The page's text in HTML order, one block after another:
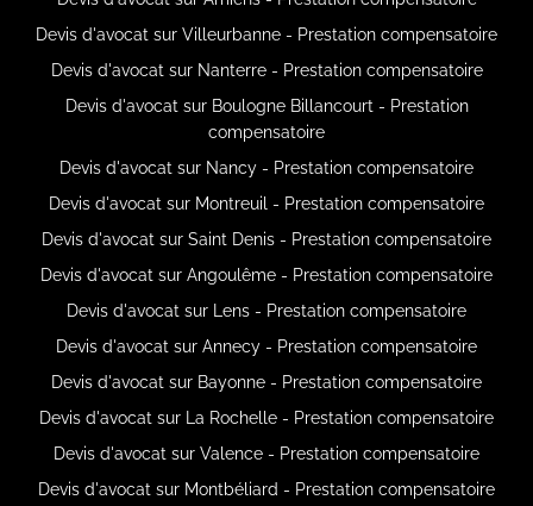
Devis d'avocat sur Villeurbanne - Prestation compensatoire
Devis d'avocat sur Nanterre - Prestation compensatoire
Devis d'avocat sur Boulogne Billancourt - Prestation
compensatoire
Devis d'avocat sur Nancy - Prestation compensatoire
Devis d'avocat sur Montreuil - Prestation compensatoire
Devis d'avocat sur Saint Denis - Prestation compensatoire
Devis d'avocat sur Angoulême - Prestation compensatoire
Devis d'avocat sur Lens - Prestation compensatoire
Devis d'avocat sur Annecy - Prestation compensatoire
Devis d'avocat sur Bayonne - Prestation compensatoire
Devis d'avocat sur La Rochelle - Prestation compensatoire
Devis d'avocat sur Valence - Prestation compensatoire
Devis d'avocat sur Montbéliard - Prestation compensatoire